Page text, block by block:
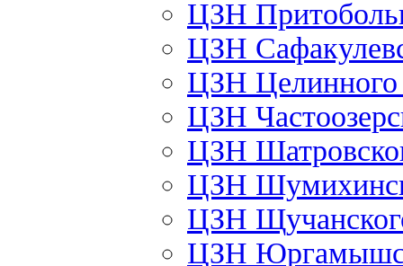
ЦЗН
ЦЗН
ЦЗН
ЦЗН
ЦЗН
ЦЗН
ЦЗН
ЦЗН